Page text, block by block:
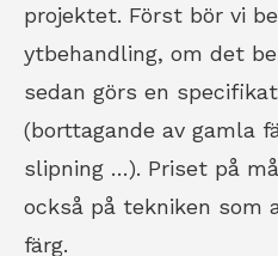
projektet. Först bör vi
ytbehandling, om det
sedan görs en
(borttagande av gamla
slipning …). Priset på
också på tekniken som
färg.